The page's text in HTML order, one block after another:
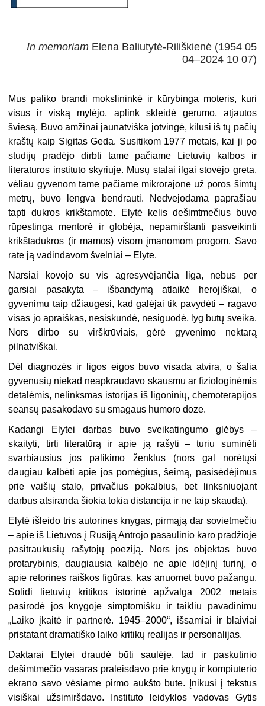
In memoriamElena Baliutytė-Riliškienė (1954 05
04–2024 10 07)
Mus paliko brandi mokslininkė ir kūrybinga moteris, kuri
visus ir viską mylėjo, aplink skleidė gerumo, atjautos
šviesą. Buvo amžinai jaunatviška jotvingė, kilusi iš tų pačių
kraštų kaip Sigitas Geda. Susitikom 1977 metais, kai ji po
studijų pradėjo dirbti tame pačiame Lietuvių kalbos ir
literatūros instituto skyriuje. Mūsų stalai ilgai stovėjo greta,
vėliau gyvenom tame pačiame mikrorajone už poros šimtų
metrų, buvo lengva bendrauti. Nedvejodama paprašiau
tapti dukros krikštamote. Elytė kelis dešimtmečius buvo
rūpestinga mentorė ir globėja, nepamirštanti pasveikinti
krikštadukros (ir mamos) visom įmanomom progom. Savo
rate ją vadindavom švelniai – Elyte.
Narsiai kovojo su vis agresyvėjančia liga, nebus per
garsiai pasakyta – išbandymą atlaikė herojiškai, o
gyvenimu taip džiaugėsi, kad galėjai tik pavydėti – ragavo
visas jo apraiškas, nesiskundė, nesiguodė, lyg būtų sveika.
Nors dirbo su virškrūviais, gėrė gyvenimo nektarą
pilnatviškai.
Dėl diagnozės ir ligos eigos buvo visada atvira, o šalia
gyvenusių niekad neapkraudavo skausmu ar fiziologinėmis
detalėmis, nelinksmas istorijas iš ligoninių, chemoterapijos
seansų pasakodavo su smagaus humoro doze.
Kadangi Elytei darbas buvo sveikatingumo glėbys –
skaityti, tirti literatūrą ir apie ją rašyti – turiu suminėti
svarbiausius jos palikimo ženklus (nors gal norėtųsi
daugiau kalbėti apie jos pomėgius, šeimą, pasisėdėjimus
prie vaišių stalo, privačius pokalbius, bet linksniuojant
darbus atsiranda šiokia tokia distancija ir ne taip skauda).
Elytė išleido tris autorines knygas, pirmąją dar sovietmečiu
– apie iš Lietuvos į Rusiją Antrojo pasaulinio karo pradžioje
pasitraukusių rašytojų poeziją. Nors jos objektas buvo
protarybinis, daugiausia kalbėjo ne apie idėjinį turinį, o
apie retorines raiškos figūras, kas anuomet buvo pažangu.
Solidi lietuvių kritikos istorinė apžvalga 2002 metais
pasirodė jos knygoje simptomišku ir taikliu pavadinimu
„Laiko įkaitė ir partnerė. 1945–2000“, išsamiai ir blaiviai
pristatant dramatiško laiko kritikų realijas ir personalijas.
Daktarai Elytei draudė būti saulėje, tad ir paskutinio
dešimtmečio vasaras praleisdavo prie knygų ir kompiuterio
ekrano savo vėsiame pirmo aukšto bute. Įnikusi į tekstus
visiškai užsimiršdavo. Instituto leidyklos vadovas Gytis